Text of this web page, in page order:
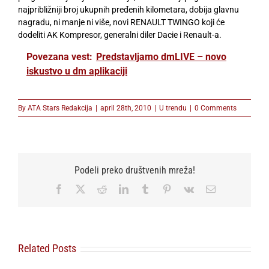
najpribližniji broj ukupnih pređenih kilometara, dobija glavnu
nagradu, ni manje ni više, novi RENAULT TWINGO koji će
dodeliti AK Kompresor, generalni diler Dacie i Renault-a.
Povezana vest: Predstavljamo dmLIVE – novo
iskustvo u dm aplikaciji
By ATA Stars Redakcija april 28th, 2010 U trendu 0 Comments
Podeli preko društvenih mreža!
Facebook RedditLinkedInTumblr Pinterest
Vk Email
Related Posts